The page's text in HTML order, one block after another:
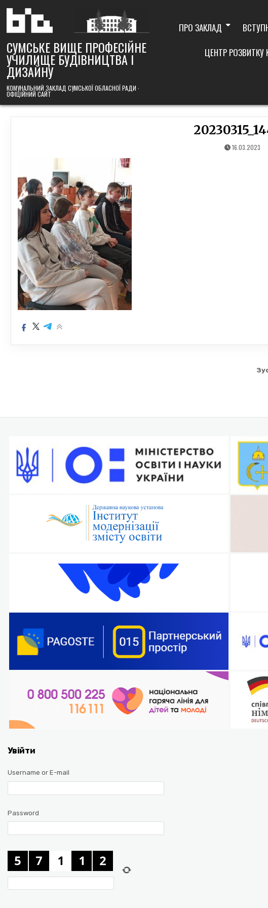
content
СУМСЬКЕ ВИЩЕ ПРОФЕСІЙНЕ
УЧИЛИЩЕ БУДІВНИЦТВА І
ДИЗАЙНУ
КОМУНАЛЬНИЙ ЗАКЛАД СУМСЬКОЇ ОБЛАСНОЇ РАДИ ·
ОФІЦІЙНИЙ САЙТ
ПРО ЗАКЛАД
ЦЕНТР РОЗВИТКУ
16.03.2023
Увійти
Username or E-mail
Password